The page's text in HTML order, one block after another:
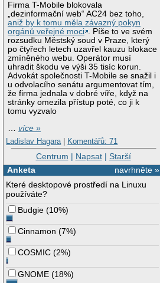
Firma T-Mobile blokovala
„dezinformační web“ AC24 bez toho,
aniž by k tomu měla závazný pokyn
orgánů veřejné moci . Píše to ve svém
rozsudku Městský soud v Praze, který
po čtyřech letech uzavřel kauzu blokace
zmíněného webu. Operátor musí
uhradit škodu ve výši 35 tisíc korun.
Advokát společnosti T-Mobile se snažil i
u odvolacího senátu argumentovat tím,
že firma jednala v dobré víře, když na
stránky omezila přístup poté, co ji k
tomu vyzvalo
…více »
Ladislav Hagara | Komentářů: 71
Centrum | Napsat| Starší
navrhněte »
Anketa
Které desktopové prostředí na Linuxu
používáte?
Budgie (10%)
Cinnamon (7%)
COSMIC (2%)
GNOME (18%)